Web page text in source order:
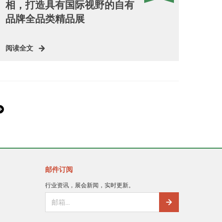
相，打造具有国际视野的自有
品牌全品类精品展
阅读全文
邮件订阅
行业资讯，展会新闻，实时更新。